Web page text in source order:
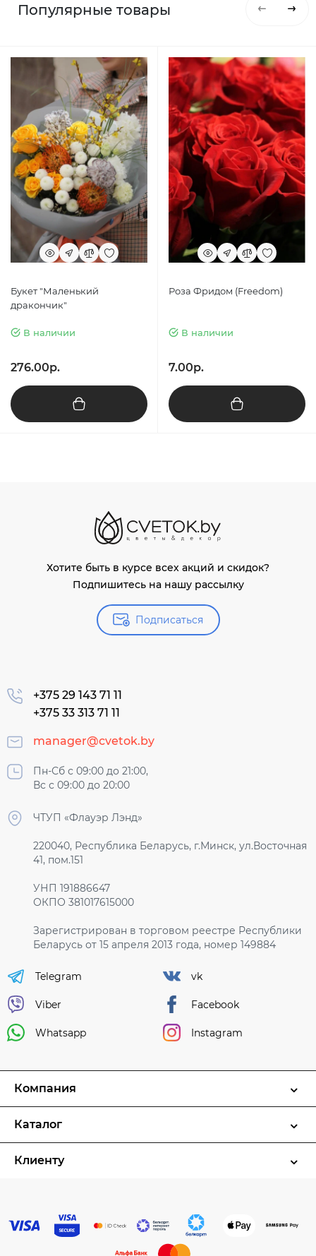
Популярные товары
Букет "Маленький
дракончик"
В наличии
276.00р.
Роза Фридом (Freedom)
В наличии
7.00р.
Хотите быть в курсе всех акций и скидок?
Подпишитесь на нашу рассылку
Подписаться
+375 29 143 71 11
+375 33 313 71 11
manager@cvetok.by
Пн-Сб с 09:00 до 21:00,
Вс с 09:00 до 20:00
ЧТУП «Флауэр Лэнд»
220040, Республика Беларусь, г.Минск, ул.Восточная
41, пом.151
УНП 191886647
ОКПО 381017615000
Зарегистрирован в торговом реестре Республики
Беларусь от 15 апреля 2013 года, номер 149884
Telegram
Viber
Whatsapp
vk
Facebook
Instagram
Компания
Каталог
Клиенту